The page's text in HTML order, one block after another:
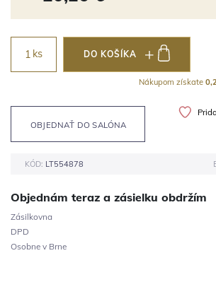
OBJEDNAŤ DO SALÓNA
ks DO KOŠÍKA
Nákupom získate
KÓD: LT554878
Objednám teraz a zásielku obdržím
Zásilkovna
DPD
Osobne v Brne